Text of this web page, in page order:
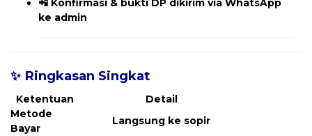
📲 Konfirmasi & bukti DP dikirim via WhatsApp
ke admin
✨ Ringkasan Singkat
Ketentuan
Detail
Metode
Bayar
Langsung ke sopir